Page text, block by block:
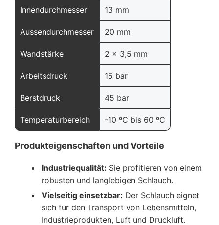
Innendurchmesser 13 mm
Aussendurchmesser 20 mm
Wandstärke 2 x 3,5 mm
Arbeitsdruck 15 bar
Berstdruck 45 bar
Temperaturbereich -10 ºC bis 60 ºC
Produkteigenschaften und Vorteile
Industriequalität: Sie profitieren von einem
robusten und langlebigen Schlauch.
Vielseitig einsetzbar: Der Schlauch eignet
sich für den Transport von Lebensmitteln,
Industrieprodukten, Luft und Druckluft.